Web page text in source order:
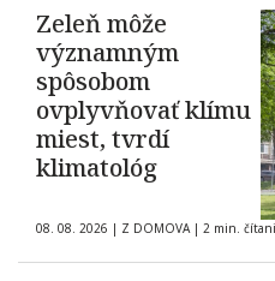
Zeleň môže
významným
spôsobom
ovplyvňovať klímu
miest, tvrdí
klimatológ
08. 08. 2026 | Z DOMOVA | 2 min.